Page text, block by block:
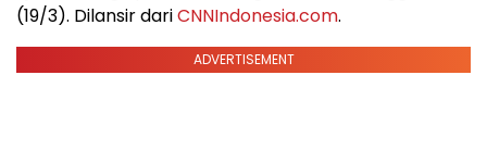
(19/3). Dilansir dariCNNIndonesia.com.
ADVERTISEMENT